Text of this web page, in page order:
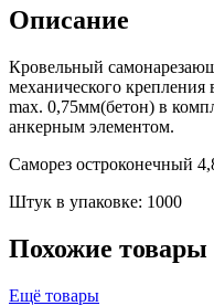
Описание
Кровельный
механического
max. 0,75мм(бетон) в
анкерным элементом.
Саморез остроконечный
Штук в упаковке: 1000
Похожие товары
Ещё товары